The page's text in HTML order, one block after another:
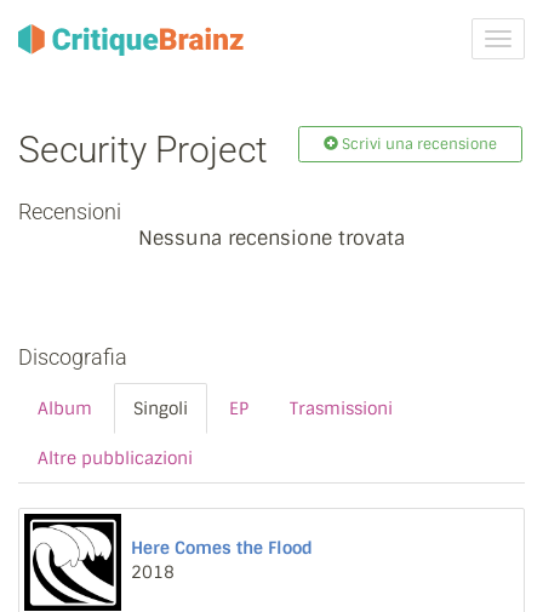
Security Project Scrivi una recensione
Recensioni
Nessuna recensione trovata
Discografia
Album Singoli EP Trasmissioni
Altre pubblicazioni
Here Comes the Flood
2018